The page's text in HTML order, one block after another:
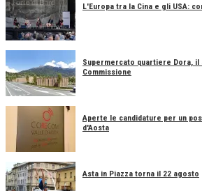
L'Europa tra la Cina e gli USA:
Supermercato quartiere Dora, il
Commissione
Aperte le candidature per un
d'Aosta
Asta in Piazza torna il 22 agosto